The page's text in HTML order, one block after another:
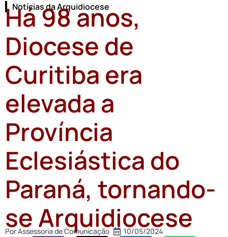
Notícias da Arquidiocese
Há 98 anos,
Diocese de
Curitiba era
elevada a
Província
Eclesiástica do
Paraná, tornando-
se Arquidiocese
PorAssessoria de Comunicação 10/05/2024